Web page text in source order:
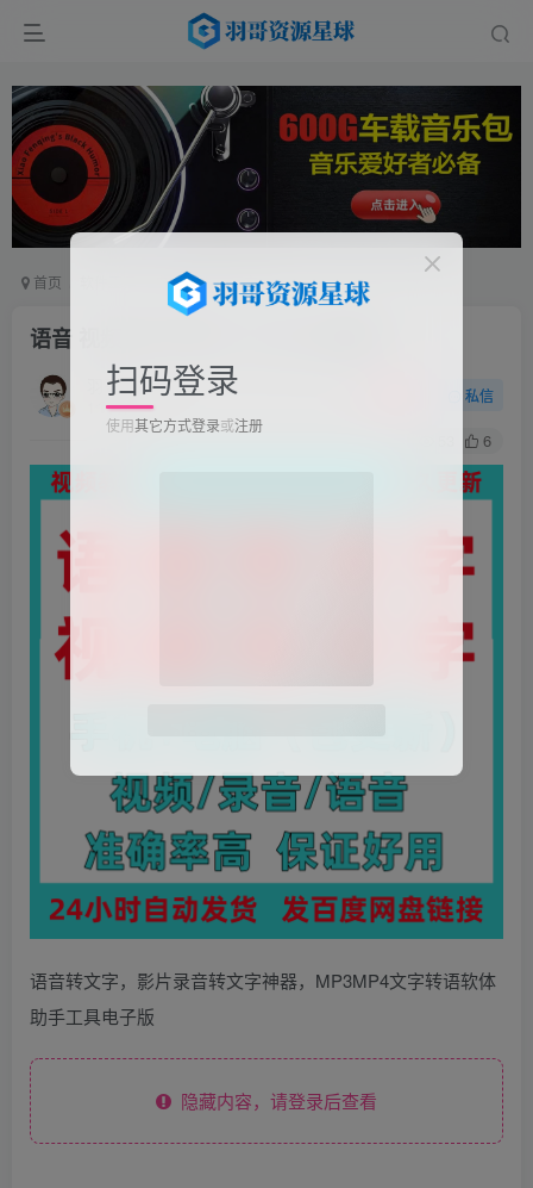
首页 电脑软件 正文
语音 视频 转文字软件（手机+电脑版）
羽哥
1个月前发布
私信
6
语音转文字，影片录音转文字神器，MP3MP4文字转语软体
助手工具电子版
隐藏内容，请登录后查看
扫码登录
使用其它方式登录或注册